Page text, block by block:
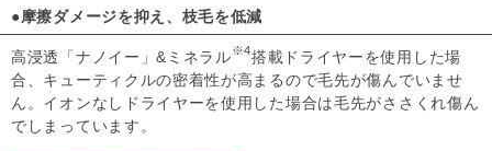
●摩擦ダメージを抑え、枝毛を低減
高浸透「ナノイー」&ミネラル※4搭載ドライヤーを使用した場
合、キューティクルの密着性が高まるので毛先が傷んでいませ
ん。イオンなしドライヤーを使用した場合は毛先がささくれ傷ん
でしまっています。